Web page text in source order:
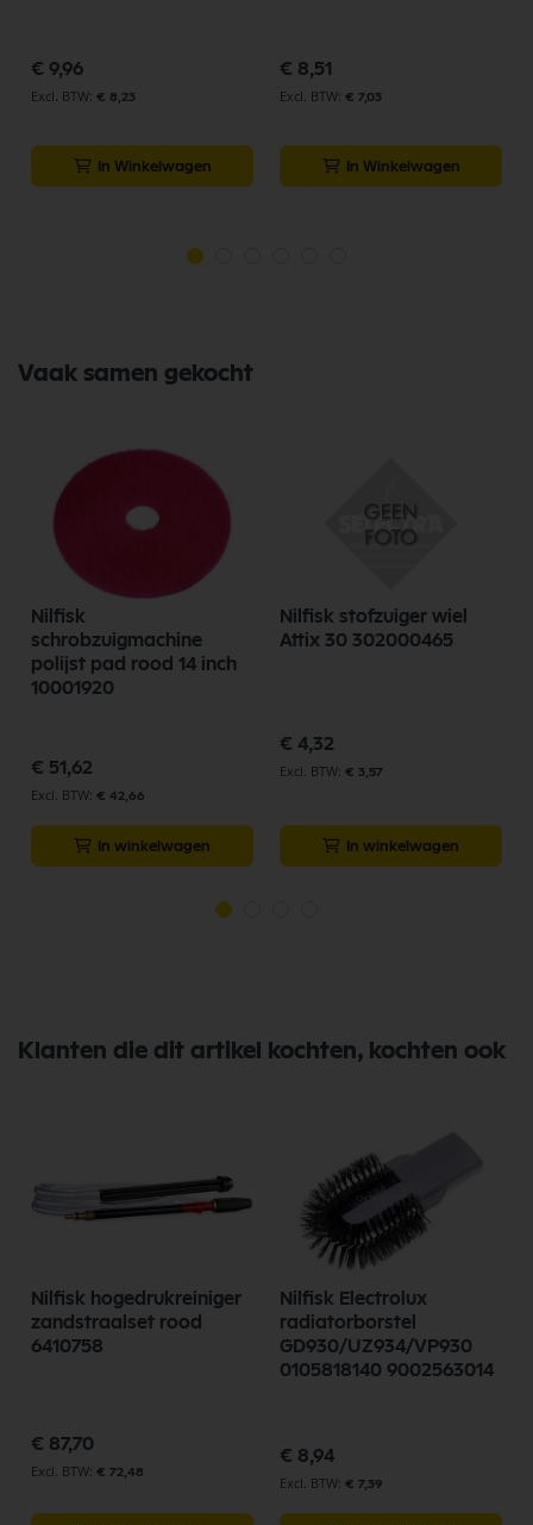
€ 9,96
€ 8,23
In Winkelwagen
€ 8,51
€ 7,03
In Winkelwagen
Vaak samen gekocht
Nilfisk
schrobzuigmachine
polijst pad rood 14 inch
10001920
€ 51,62
€ 42,66
In winkelwagen
Nilfisk stofzuiger wiel
Attix 30 302000465
€ 4,32
€ 3,57
In winkelwagen
Klanten die dit artikel kochten, kochten ook
Nilfisk hogedrukreiniger
zandstraalset rood
6410758
€ 87,70
€ 72,48
Nilfisk Electrolux
radiatorborstel
GD930/UZ934/VP930
0105818140 9002563014
€ 8,94
€ 7,39